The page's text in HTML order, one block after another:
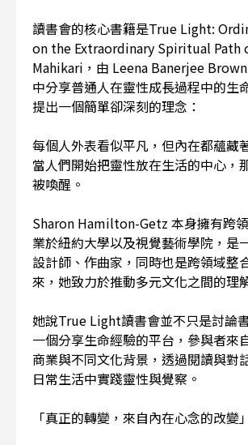
讀書會的核心書籍是True Light:
on the Extraordinary Spiritual Path
Mahikari，由 Leena Banerjee
中分享普通人在靈性成長過程中的生
提出一個簡單卻深刻的理念：
每個人外表看似平凡，但內在都蘊藏
當人們開始把靈性放在生活的中心，
被喚醒。
Sharon Hamilton-Getz 本身擁有跨
業於紐約大學以及視覺藝術學院，是
設計師、作曲家，同時也是跨領域整
來，她致力於推動多元文化之間的理
她說True Light讀書會並不只是討論
一個分享生命經驗的平台，參與者來
商業與不同文化背景，透過閱讀與對
日常生活中實踐靈性與覺察。
「真正的轉變，來自內在心念的改變